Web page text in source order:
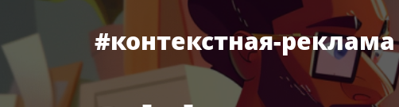
#контекстная-реклама